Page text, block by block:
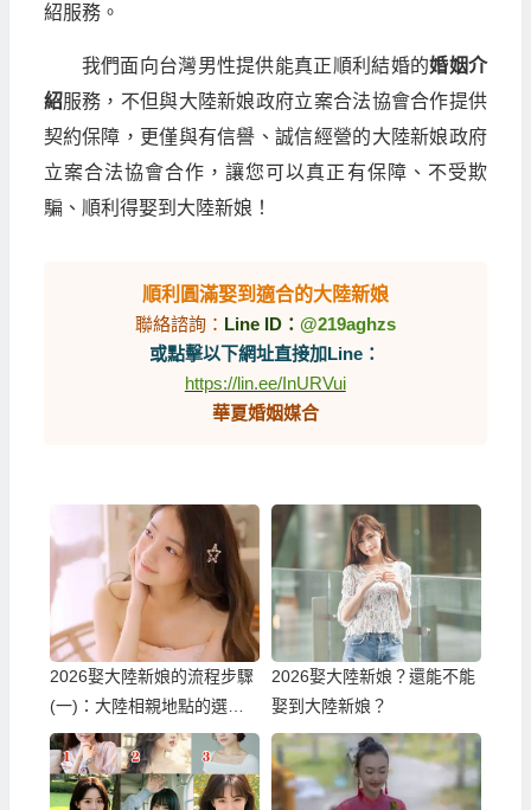
紹服務。
我們面向台灣男性提供能真正順利結婚的婚姻介
紹服務，不但與大陸新娘政府立案合法協會合作提供
契約保障，更僅與有信譽、誠信經營的大陸新娘政府
立案合法協會合作，讓您可以真正有保障、不受欺
騙、順利得娶到大陸新娘！
順利圓滿娶到適合的大陸新娘
聯絡諮詢： Line ID： @219aghzs
或點擊以下網址直接加Line：
https://lin.ee/InURVui
華夏婚姻媒合
2026娶大陸新娘的流程步驟
(一)：大陸相親地點的選
擇！
2026娶大陸新娘？還能不能
娶到大陸新娘？